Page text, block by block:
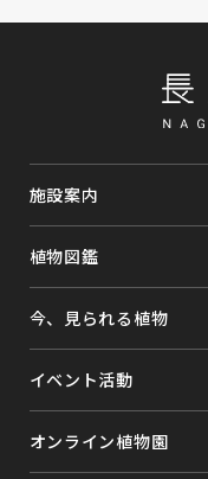
施設案内
植物図鑑
今、見られる植物
イベント活動
オンライン植物園